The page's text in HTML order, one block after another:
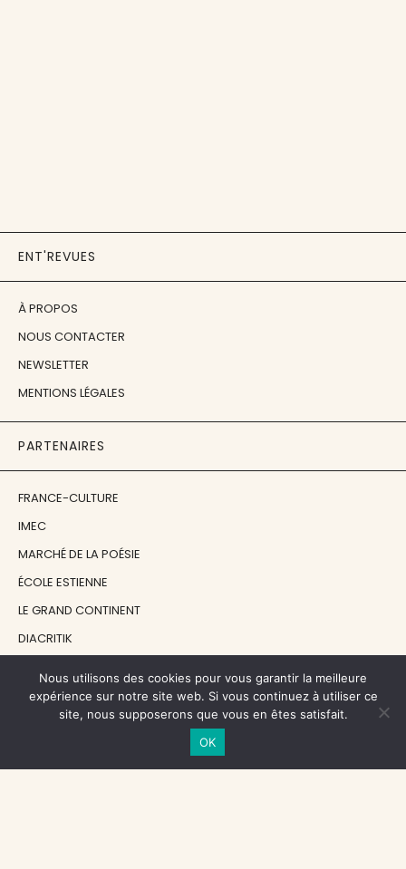
ENT'REVUES
À PROPOS
NOUS CONTACTER
NEWSLETTER
MENTIONS LÉGALES
PARTENAIRES
FRANCE-CULTURE
IMEC
MARCHÉ DE LA POÉSIE
ÉCOLE ESTIENNE
LE GRAND CONTINENT
DIACRITIK
NOS SOUTIENS
CENTRE NATIONAL DU LIVRE
Nous utilisons des cookies pour vous garantir la meilleure
expérience sur notre site web. Si vous continuez à utiliser ce
site, nous supposerons que vous en êtes satisfait.
OK